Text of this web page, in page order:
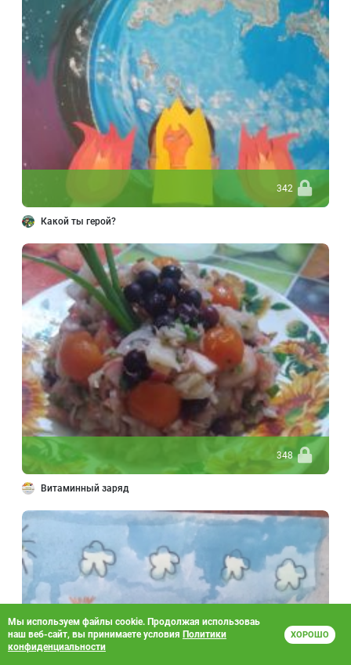
342
Какой ты герой?
348
Витаминный заряд
Мы используем файлы cookie. Продолжая использоваь
наш веб-сайт, вы принимаете условия Политики
конфиденциальности
ХОРОШО